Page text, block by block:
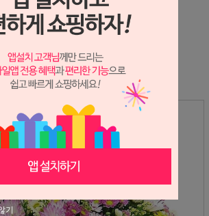
상세정보 새창 열기
기